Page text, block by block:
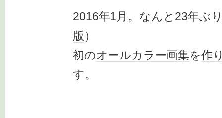
2016年1月 。なんと 23年ぶ
版）
初のオールカラー画集を作
す。